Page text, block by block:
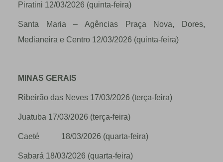
Piratini 12/03/2026 (quinta-feira)
Santa Maria – Agências Praça Nova, Dores,
Medianeira e Centro 12/03/2026 (quinta-feira)
MINAS GERAIS
Ribeirão das Neves 17/03/2026 (terça-feira)
Juatuba 17/03/2026 (terça-feira)
Caeté 18/03/2026 (quarta-feira)
Sabará 18/03/2026 (quarta-feira)